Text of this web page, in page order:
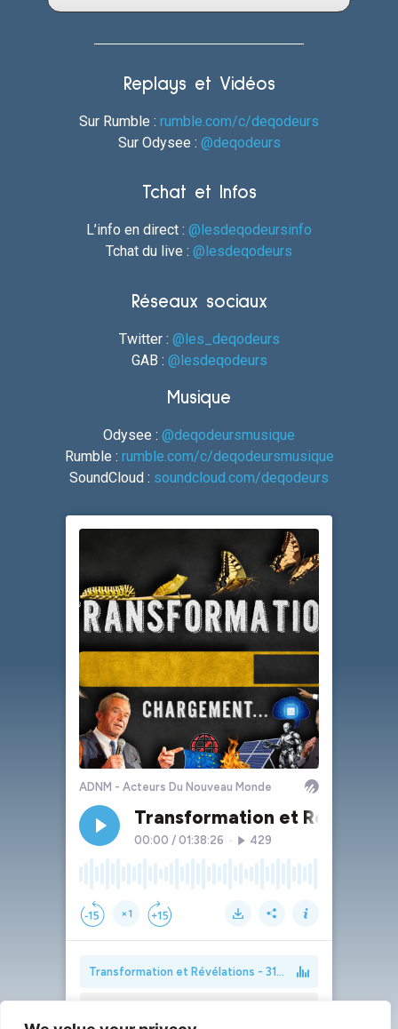
Replays et Vidéos
Sur Rumble : rumble.com/c/deqodeurs
Sur Odysee : @deqodeurs
Tchat et Infos
L’info en direct : @lesdeqodeursinfo
Tchat du live : @lesdeqodeurs
Réseaux sociaux
Twitter : @les_deqodeurs
GAB : @lesdeqodeurs
Musique
Odysee : @deqodeursmusique
Rumble : rumble.com/c/deqodeursmusique
SoundCloud : soundcloud.com/deqodeurs